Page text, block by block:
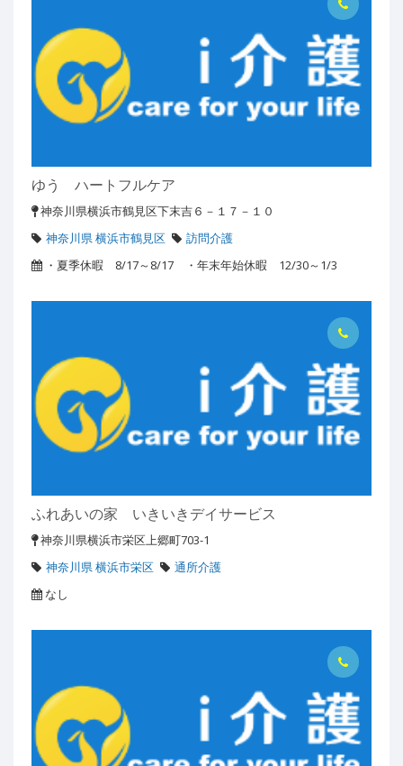
ゆう ハートフルケア
神奈川県横浜市鶴見区下末吉６－１７－１０
神奈川県 横浜市鶴見区
訪問介護
・夏季休暇 8/17～8/17 ・年末年始休暇 12/30～1/3
ふれあいの家 いきいきデイサービス
神奈川県横浜市栄区上郷町703-1
神奈川県 横浜市栄区
通所介護
なし